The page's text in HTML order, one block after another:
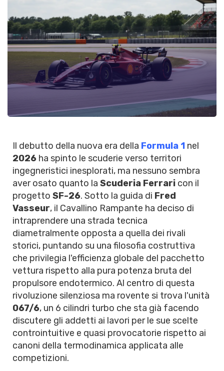
Il debutto della nuova era della Formula 1 nel
2026 ha spinto le scuderie verso territori
ingegneristici inesplorati, ma nessuno sembra
aver osato quanto la Scuderia Ferrari con il
progetto SF-26. Sotto la guida di Fred
Vasseur, il Cavallino Rampante ha deciso di
intraprendere una strada tecnica
diametralmente opposta a quella dei rivali
storici, puntando su una filosofia costruttiva
che privilegia l'efficienza globale del pacchetto
vettura rispetto alla pura potenza bruta del
propulsore endotermico. Al centro di questa
rivoluzione silenziosa ma rovente si trova l'unità
067/6, un 6 cilindri turbo che sta già facendo
discutere gli addetti ai lavori per le sue scelte
controintuitive e quasi provocatorie rispetto ai
canoni della termodinamica applicata alle
competizioni.